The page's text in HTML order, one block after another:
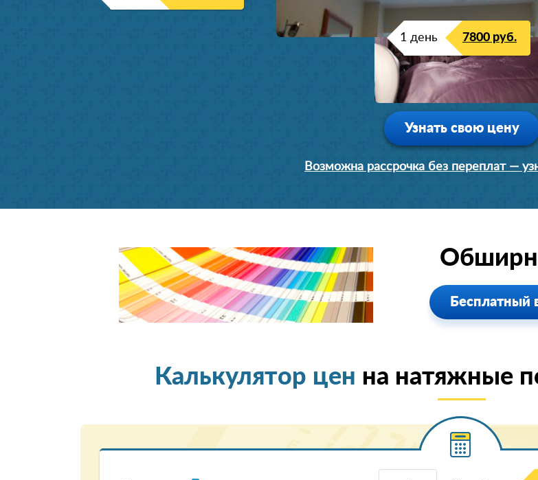
1 день 7800 руб.
Узнать свою цену
Возможна рассрочка без переплат —
Бесплатный
Калькулятор цен на натяжные